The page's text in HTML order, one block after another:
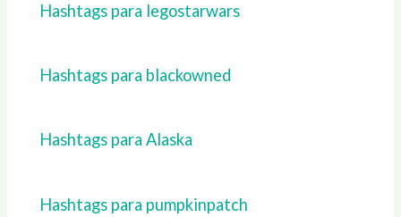
Hashtags para legostarwars
Hashtags para blackowned
Hashtags para Alaska
Hashtags para pumpkinpatch